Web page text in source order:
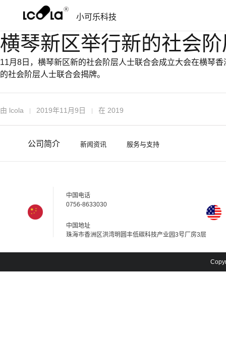
航
容
小可乐科技
横琴新区举行新的社会
11月8日，横琴新区新的社会阶层人士联合会成立大会在横琴
的社会阶层人士联合会揭牌。
由 lcola 2019年11月9日 在 2019
公司简介 新闻资讯 服务与支持
中国电话
0756-8633030
中国地址
珠海市香洲区洪湾明圆丰低碳科技产业园3号厂房3层